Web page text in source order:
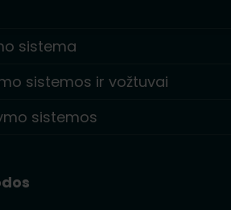
sistema
sistemos ir vožtuvai
sistemos